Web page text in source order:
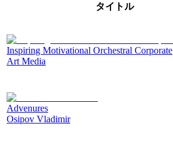
タイトル
Inspiring Motivational Orchestral Corporate
Art Media
Advenures
Osipov Vladimir